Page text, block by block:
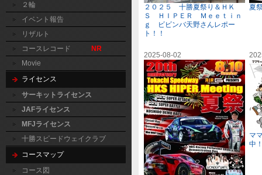
２輪
イベント報告
リザルト
コースレコード
NR
Movie
ライセンス
サーキットライセンス
JAFライセンス
MFJライセンス
十勝スピードウェイクラブ
コースマップ
コース図
２０２５ 十勝夏祭り＆ＨＫ
Ｓ ＨＩＰＥＲ Ｍｅｅｔｉｎ
ｇ ビビンバ天野さんレポー
ト！！
夏
2025-08-02
マ
中